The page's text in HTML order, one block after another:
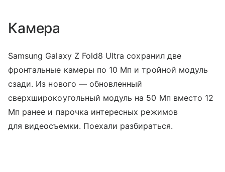
Камера
Samsung Galaxy Z Fold8 Ultra сохранил две
фронтальные камеры по 10 Мп и тройной модуль
сзади. Из нового — обновленный
сверхширокоугольный модуль на 50 Мп вместо 12
Мп ранее и парочка интересных режимов
для видеосъемки. Поехали разбираться.